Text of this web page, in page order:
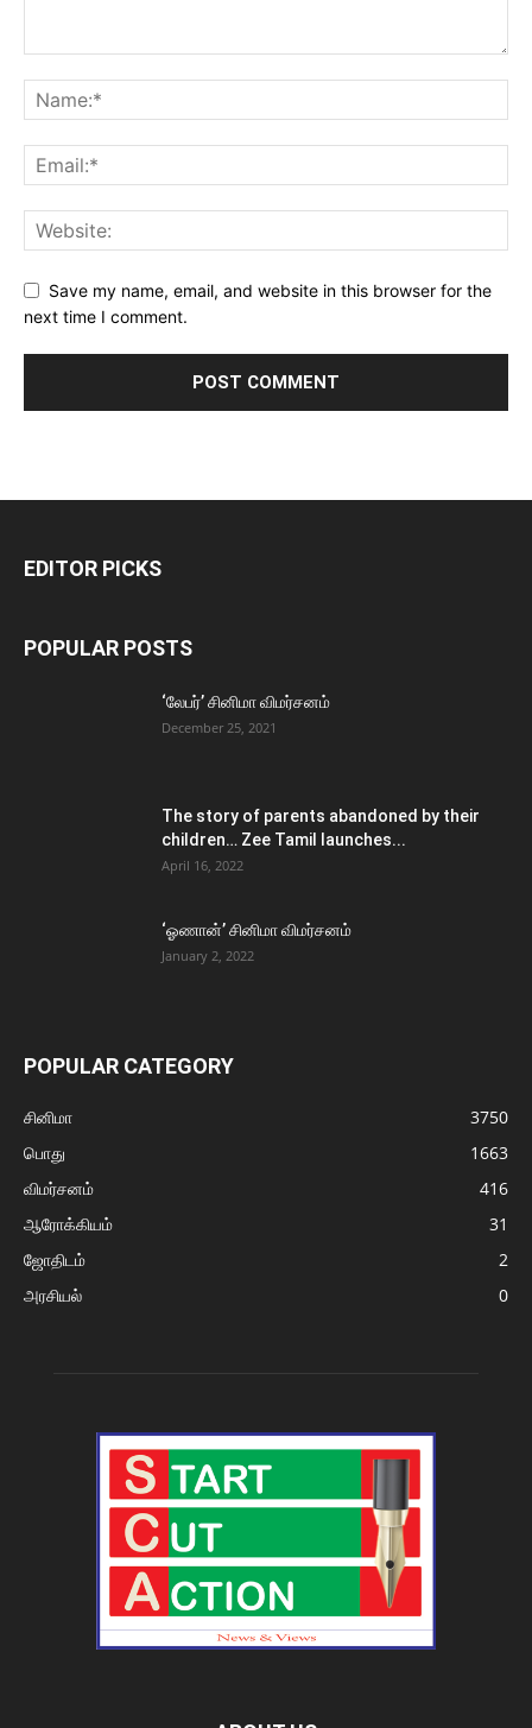
Save my name, email, and website in this browser for the
next time I comment.
EDITOR PICKS
POPULAR POSTS
‘லேபர்’ சினிமா விமர்சனம்
December 25, 2021
The story of parents abandoned by their
children… Zee Tamil launches...
April 16, 2022
‘ஓணான்’ சினிமா விமர்சனம்
January 2, 2022
POPULAR CATEGORY
சினிமா
3750
பொது
1663
விமர்சனம்
416
ஆரோக்கியம்
31
ஜோதிடம்
2
அரசியல்
0